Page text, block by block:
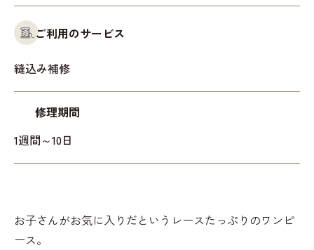
ご利用のサービス
縫込み補修
修理期間
1週間～10日
お子さんがお気に入りだというレースたっぷりのワンピ
ース。